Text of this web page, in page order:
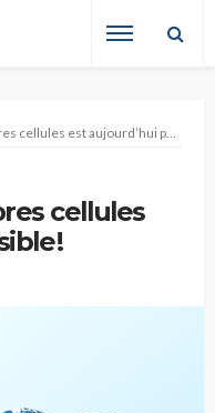
est aujourd’hui possible !
cellules
!